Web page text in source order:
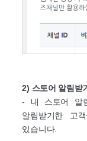
2) 스토어 알림받
- 내 스토어 알
알림받기한 고
있습니다.